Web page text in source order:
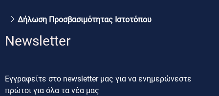
Δήλωση Προσβασιμότητας Ιστοτόπου
Newsletter
Εγγραφείτε στο newsletter μας για να ενημερώνεστε
πρώτοι για όλα τα νέα μας